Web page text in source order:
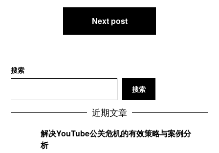
Next post
搜索
搜索
近期文章
解决YouTube公关危机的有效策略与案例分
析